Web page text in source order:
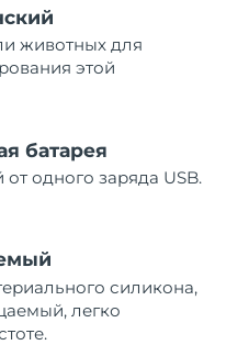
животных для
этой
батарея
одного заряда USB.
силикона,
легко